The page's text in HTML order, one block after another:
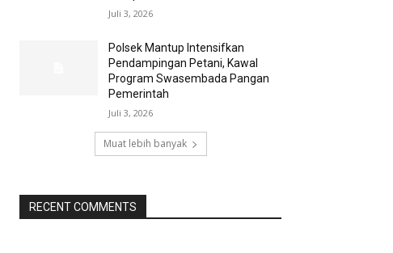
Juli 3, 2026
Polsek Mantup Intensifkan
Pendampingan Petani, Kawal
Program Swasembada Pangan
Pemerintah
Juli 3, 2026
Muat lebih banyak
RECENT COMMENTS